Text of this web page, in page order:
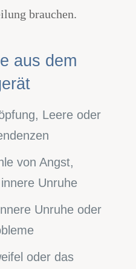
brauchen.
aus dem
Leere oder
von Angst,
Unruhe
Unruhe oder
oder das